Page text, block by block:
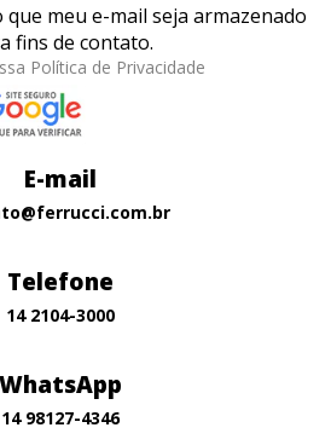
meu e-mail seja armazenado
fins de contato.
Política de Privacidade
E-mail
Telefone
14 2104-3000
WhatsApp
14 98127-4346